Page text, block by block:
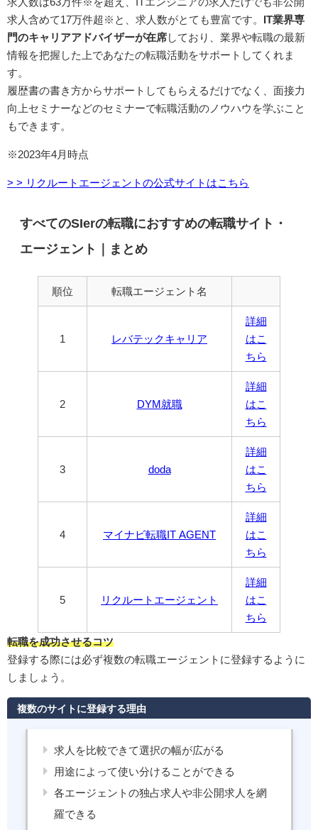
求人含めて17万件超※と、求人数がとても豊富です。
IT業界専
門のキャリアアドバイザーが在席 しており、業界や転職の最新
情報を把握した上であなたの転職活動をサポートしてくれま
す。
履歴書の書き方からサポートしてもらえるだけでなく、面接力
向上セミナーなどのセミナーで転職活動のノウハウを学ぶこと
もできます。
※2023年4月時点
> > リクルートエージェントの公式サイトはこちら
すべてのSIerの転職におすすめの転職サイト・
エージェント｜まとめ
順位 転職エージェント名
1 レバテックキャリア
詳細
はこ
ちら
2 DYM就職
詳細
はこ
ちら
3 doda
詳細
はこ
ちら
4 マイナビ転職IT AGENT
詳細
はこ
ちら
5 リクルートエージェント
詳細
はこ
ちら
転職を成功させるコツ
登録する際には必ず複数の転職エージェントに登録するように
しましょう。
複数のサイトに登録する理由
求人を比較できて選択の幅が広がる
用途によって使い分けることができる
各エージェントの独占求人や非公開求人を網
羅できる